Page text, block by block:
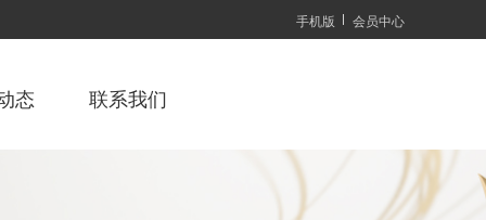
手机版 会员中心
态 联系我们